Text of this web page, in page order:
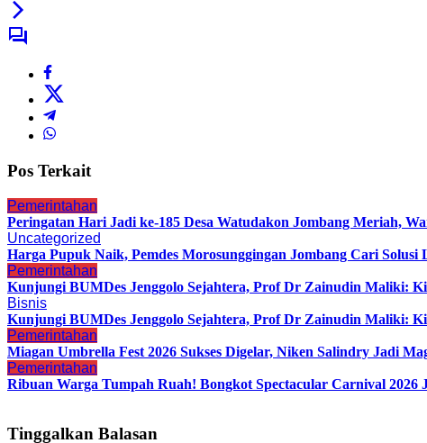
Pos Terkait
Pemerintahan
Peringatan Hari Jadi ke-185 Desa Watudakon Jombang Meriah,
Uncategorized
Harga Pupuk Naik, Pemdes Morosunggingan Jombang Cari
Pemerintahan
Kunjungi BUMDes Jenggolo Sejahtera, Prof Dr Zainudin Maliki:
Bisnis
Kunjungi BUMDes Jenggolo Sejahtera, Prof Dr Zainudin Maliki:
Pemerintahan
Miagan Umbrella Fest 2026 Sukses Digelar, Niken Salindry Jadi
Pemerintahan
Ribuan Warga Tumpah Ruah! Bongkot Spectacular Carnival 2026
Tinggalkan Balasan